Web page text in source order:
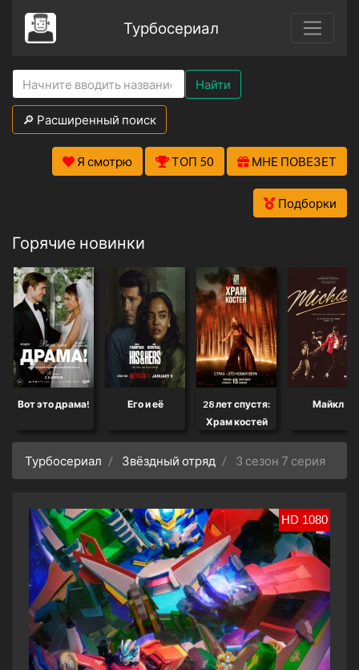
Турбосериал
Найти
🔎 Расширенный поиск
Я смотрю ТОП 50 МНЕ ПОВЕЗЕТ
Подборки
Горячие новинки
Вот это драма! Его и её
28 лет спустя:
Храм костей
Майкл
Турбосериал Звёздный отряд 3 сезон 7 серия
HD 1080